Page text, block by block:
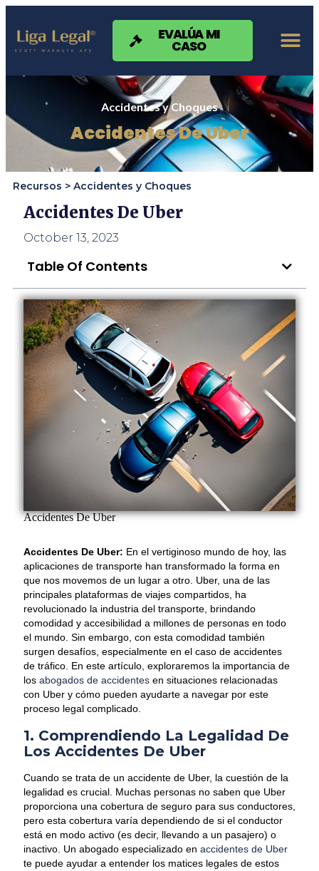
Nota:
sitio
web
accesibilidad.
EVALÚA MI
CASO
Accidentes y Choques
Accidentes De Uber
Recursos > Accidentes y Choques
Accidentes De Uber
October 13, 2023
Table Of Contents
Accidentes De Uber
Accidentes De Uber: En el vertiginoso mundo de hoy, las
aplicaciones de transporte han transformado la forma en
que nos movemos de un lugar a otro. Uber, una de las
principales plataformas de viajes compartidos, ha
revolucionado la industria del transporte, brindando
comodidad y accesibilidad a millones de personas en todo
el mundo. Sin embargo, con esta comodidad también
surgen desafíos, especialmente en el caso de accidentes
de tráfico. En este artículo, exploraremos la importancia de
los abogados de accidentes en situaciones relacionadas
con Uber y cómo pueden ayudarte a navegar por este
proceso legal complicado.
1. Comprendiendo La Legalidad De
Los Accidentes De Uber
Cuando se trata de un accidente de Uber, la cuestión de la
legalidad es crucial. Muchas personas no saben que Uber
proporciona una cobertura de seguro para sus conductores,
pero esta cobertura varía dependiendo de si el conductor
está en modo activo (es decir, llevando a un pasajero) o
inactivo. Un abogado especializado en accidentes de Uber
te puede ayudar a entender los matices legales de estos